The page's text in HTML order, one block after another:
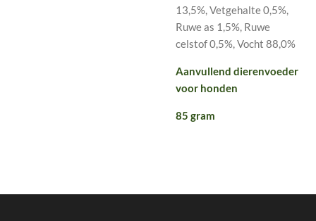
13,5%, Vetgehalte 0,5%,
Ruwe as 1,5%, Ruwe
celstof 0,5%, Vocht 88,0%
Aanvullend dierenvoeder
voor honden
85 gram